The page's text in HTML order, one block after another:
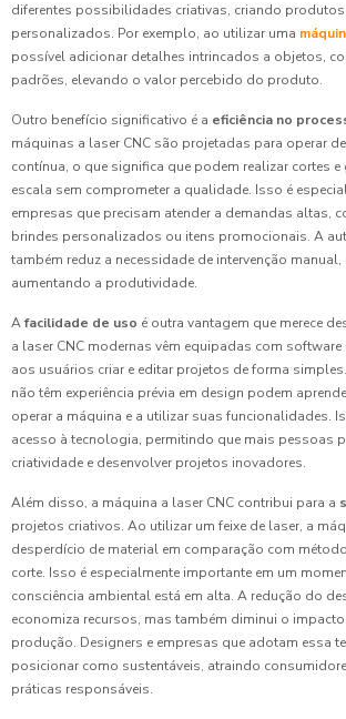
diferentes possibilidades criativas, criando
personalizados. Por exemplo, ao utilizar uma
possível adicionar detalhes intrincados a objetos,
padrões, elevando o valor percebido do produto.
Outro benefício significativo é a eficiência no
máquinas a laser CNC são projetadas para operar
contínua, o que significa que podem realizar cortes e
escala sem comprometer a qualidade. Isso é
empresas que precisam atender a demandas altas,
brindes personalizados ou itens promocionais. A
também reduz a necessidade de intervenção
aumentando a produtividade.
Afacilidade de uso é outra vantagem que merece
a laser CNC modernas vêm equipadas com
aos usuários criar e editar projetos de forma
não têm experiência prévia em design podem
operar a máquina e a utilizar suas funcionalidades.
acesso à tecnologia, permitindo que mais pessoas
criatividade e desenvolver projetos inovadores.
Além disso, a máquina a laser CNC contribui para a
projetos criativos. Ao utilizar um feixe de laser, a
desperdício de material em comparação com
corte. Isso é especialmente importante em um
consciência ambiental está em alta. A redução do
economiza recursos, mas também diminui o
produção. Designers e empresas que adotam essa
posicionar como sustentáveis, atraindo
práticas responsáveis.